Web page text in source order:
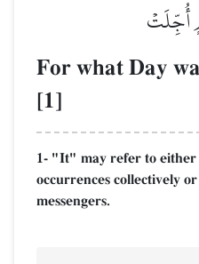
أُجِّلَتۡ
For what Day
[1]
1- "It" may refer to either
occurrences collectively
messengers.